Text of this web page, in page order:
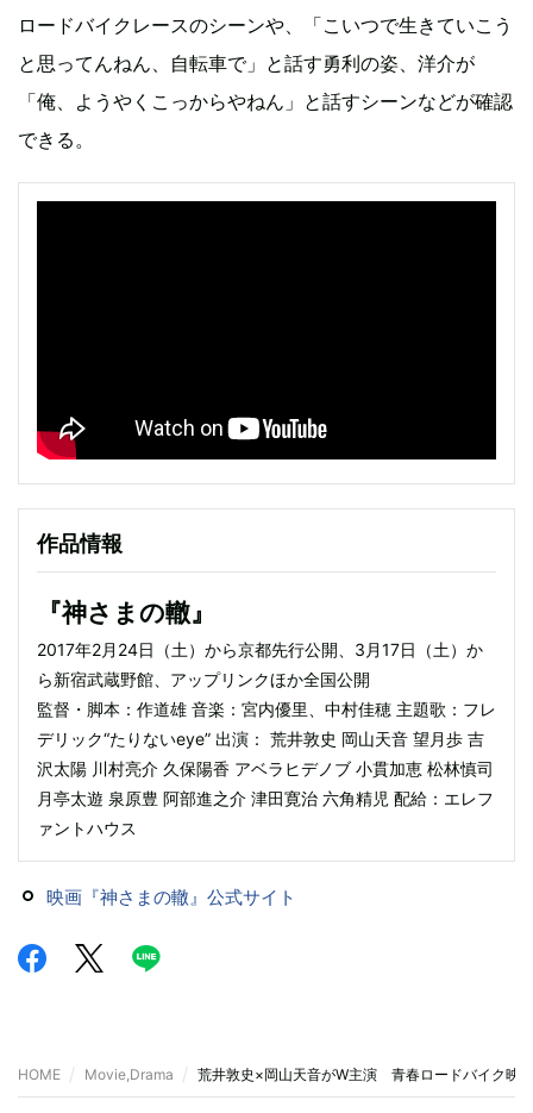
ロードバイクレースのシーンや、「こいつで生きていこう
と思ってんねん、自転車で」と話す勇利の姿、洋介が
「俺、ようやくこっからやねん」と話すシーンなどが確認
できる。
作品情報
『神さまの轍』
2017年2月24日（土）から京都先行公開、3月17日（土）か
ら新宿武蔵野館、アップリンクほか全国公開
監督・脚本：作道雄 音楽：宮内優里、中村佳穂 主題歌：フレ
デリック“たりないeye” 出演： 荒井敦史 岡山天音 望月歩 吉
沢太陽 川村亮介 久保陽香 アベラヒデノブ 小貫加恵 松林慎司
月亭太遊 泉原豊 阿部進之介 津田寛治 六角精児 配給：エレフ
ァントハウス
映画『神さまの轍』公式サイト
HOME Movie,Drama 荒井敦史×岡山天音がW主演 青春ロードバイク映